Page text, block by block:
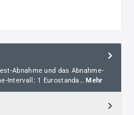
Abnahme und das Abnahme-
Intervall: 1 Eurostanda… Mehr